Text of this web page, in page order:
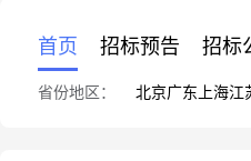
首页 招标预告 招标
省份地区： 北京广东 上海江